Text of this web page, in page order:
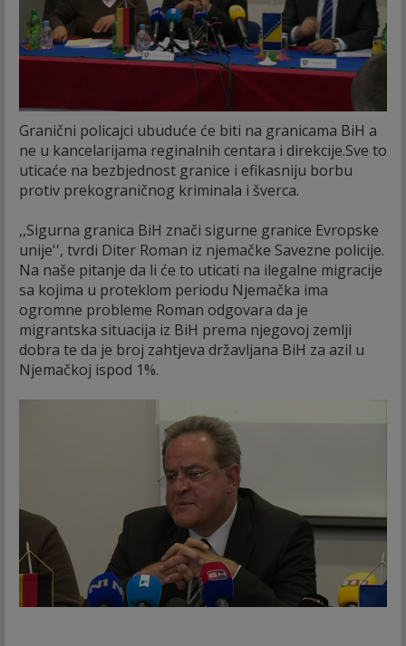
Granični policajci ubuduće će biti na granicama BiH a
ne u kancelarijama reginalnih centara i direkcije.Sve to
uticaće na bezbjednost granice i efikasniju borbu
protiv prekograničnog kriminala i šverca.
,,Sigurna granica BiH znači sigurne granice Evropske
unije'', tvrdi Diter Roman iz njemačke Savezne policije.
Na naše pitanje da li će to uticati na ilegalne migracije
sa kojima u proteklom periodu Njemačka ima
ogromne probleme Roman odgovara da je
migrantska situacija iz BiH prema njegovoj zemlji
dobra te da je broj zahtjeva državljana BiH za azil u
Njemačkoj ispod 1%.